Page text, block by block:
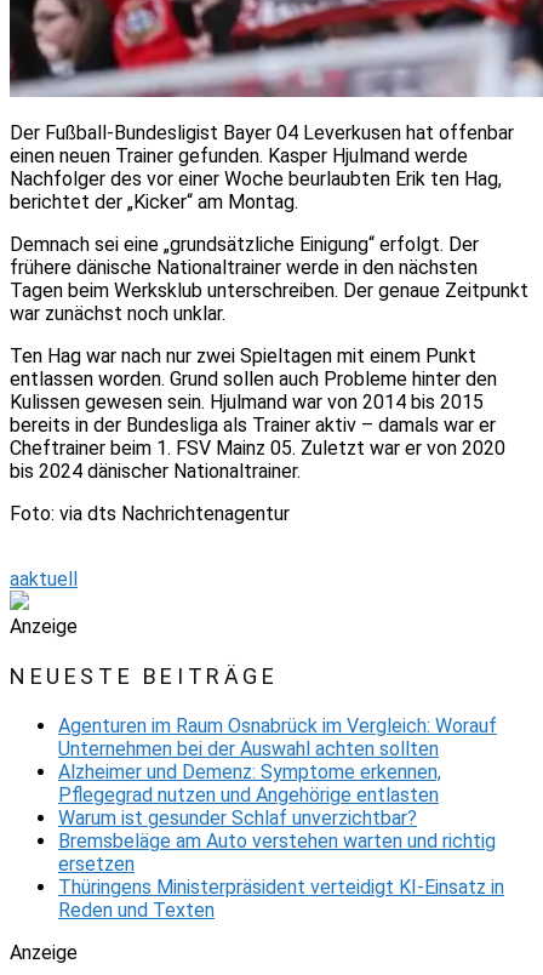
Der Fußball-Bundesligist Bayer 04 Leverkusen hat offenbar
einen neuen Trainer gefunden. Kasper Hjulmand werde
Nachfolger des vor einer Woche beurlaubten Erik ten Hag,
berichtet der „Kicker“ am Montag.
Demnach sei eine „grundsätzliche Einigung“ erfolgt. Der
frühere dänische Nationaltrainer werde in den nächsten
Tagen beim Werksklub unterschreiben. Der genaue Zeitpunkt
war zunächst noch unklar.
Ten Hag war nach nur zwei Spieltagen mit einem Punkt
entlassen worden. Grund sollen auch Probleme hinter den
Kulissen gewesen sein. Hjulmand war von 2014 bis 2015
bereits in der Bundesliga als Trainer aktiv – damals war er
Cheftrainer beim 1. FSV Mainz 05. Zuletzt war er von 2020
bis 2024 dänischer Nationaltrainer.
Foto: via dts Nachrichtenagentur
aaktuell
Anzeige
NEUESTE BEITRÄGE
Agenturen im Raum Osnabrück im Vergleich: Worauf
Unternehmen bei der Auswahl achten sollten
Alzheimer und Demenz: Symptome erkennen,
Pflegegrad nutzen und Angehörige entlasten
Warum ist gesunder Schlaf unverzichtbar?
Bremsbeläge am Auto verstehen warten und richtig
ersetzen
Thüringens Ministerpräsident verteidigt KI-Einsatz in
Reden und Texten
Anzeige